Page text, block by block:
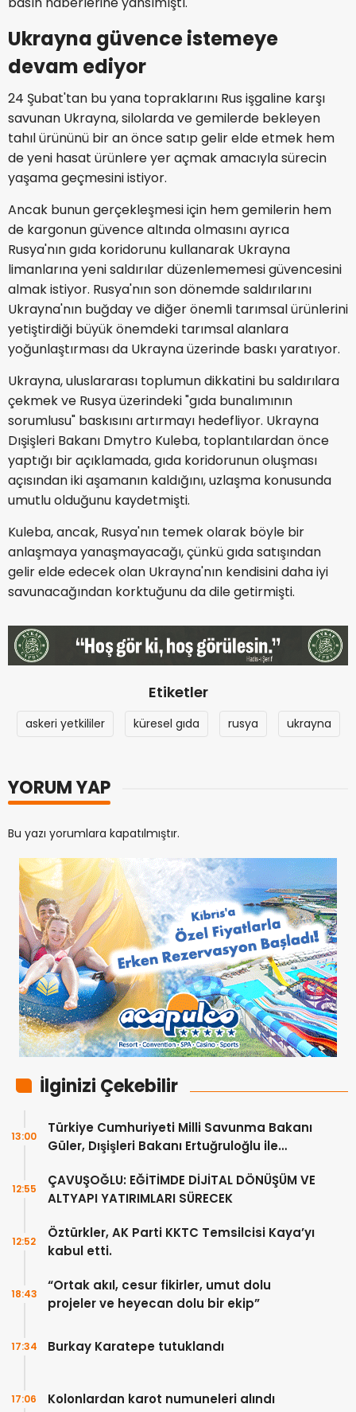
Ukrayna güvence istemeye
devam ediyor
24 Şubat'tan bu yana topraklarını Rus işgaline karşı
savunan Ukrayna, silolarda ve gemilerde bekleyen
tahıl ürününü bir an önce satıp gelir elde etmek hem
de yeni hasat ürünlere yer açmak amacıyla sürecin
yaşama geçmesini istiyor.
Ancak bunun gerçekleşmesi için hem gemilerin hem
de kargonun güvence altında olmasını ayrıca
Rusya'nın gıda koridorunu kullanarak Ukrayna
limanlarına yeni saldırılar düzenlememesi güvencesini
almak istiyor. Rusya'nın son dönemde saldırılarını
Ukrayna'nın buğday ve diğer önemli tarımsal ürünlerini
yetiştirdiği büyük önemdeki tarımsal alanlara
yoğunlaştırması da Ukrayna üzerinde baskı yaratıyor.
Ukrayna, uluslararası toplumun dikkatini bu saldırılara
çekmek ve Rusya üzerindeki "gıda bunalımının
sorumlusu" baskısını artırmayı hedefliyor. Ukrayna
Dışişleri Bakanı Dmytro Kuleba, toplantılardan önce
yaptığı bir açıklamada, gıda koridorunun oluşması
açısından iki aşamanın kaldığını, uzlaşma konusunda
umutlu olduğunu kaydetmişti.
Kuleba, ancak, Rusya'nın temek olarak böyle bir
anlaşmaya yanaşmayacağı, çünkü gıda satışından
gelir elde edecek olan Ukrayna'nın kendisini daha iyi
savunacağından korktuğunu da dile getirmişti.
Etiketler
askeri yetkililer küresel gıda rusya ukrayna
YORUM YAP
Bu yazı yorumlara kapatılmıştır.
İlginizi Çekebilir
Türkiye Cumhuriyeti Milli Savunma Bakanı
Güler, Dışişleri Bakanı Ertuğruloğlu ile
13:00
ÇAVUŞOĞLU: EĞİTİMDE DİJİTAL DÖNÜŞÜM VE
ALTYAPI YATIRIMLARI SÜRECEK
12:55
Öztürkler, AK Parti KKTC Temsilcisi Kaya’yı
kabul etti.
12:52
“Ortak akıl, cesur fikirler, umut dolu
projeler ve heyecan dolu bir ekip”
18:43
Burkay Karatepe tutuklandı
17:34
Kolonlardan karot numuneleri alındı
17:06